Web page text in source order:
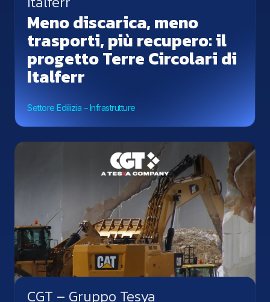
Meno discarica, meno
trasporti, più recupero: il
progetto Terre Circolari di
Italferr
Settore Edilizia – Infrastrutture
CGT – Gruppo Tesya